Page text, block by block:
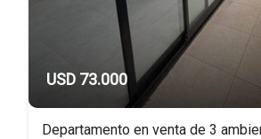
USD 73.000